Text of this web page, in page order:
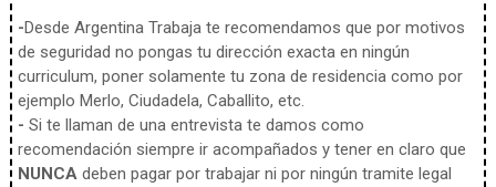
-Desde Argentina Trabaja te recomendamos que por motivos
de seguridad no pongas tu dirección exacta en ningún
curriculum, poner solamente tu zona de residencia como por
ejemplo Merlo, Ciudadela, Caballito, etc.
- Si te llaman de una entrevista te damos como
recomendación siempre ir acompañados y tener en claro que
NUNCAdeben pagar por trabajar ni por ningún tramite legal